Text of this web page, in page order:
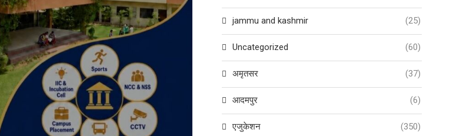
jammu and kashmir (25)
Uncategorized (60)
अमृतसर (37)
आदमपुर (6)
एजुकेशन (350)